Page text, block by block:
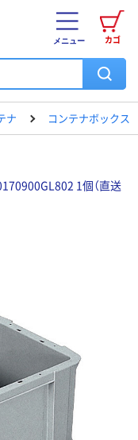
カゴ
メニュー
ナ コンテナボックス
1個（直送